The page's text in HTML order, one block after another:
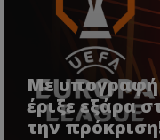
Με
έριξε εξάρα
την